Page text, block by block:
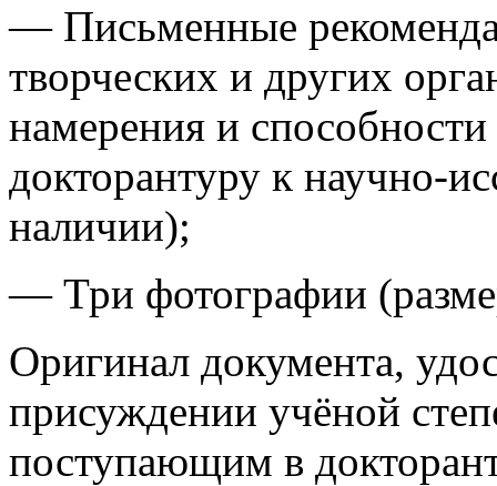
— Письменные
творческих и других
намерения и
докторантуру к научно-
наличии);
— Три фотографии
Оригинал документа,
присуждении учёной
поступающим в